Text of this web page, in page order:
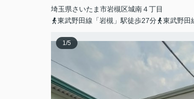
埼玉県さいたま市岩槻区城南４丁目
東武野田線「岩槻」駅徒歩27分
東武野田
1/5